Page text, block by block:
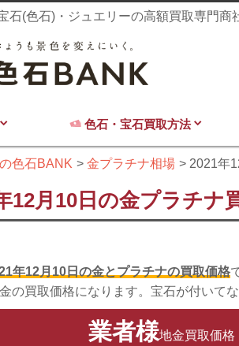
石(色石)・ジュエリーの高額買取専門商
色石・宝石買取方法
色石BANK 金プラチナ相場 2021年
12月10日の金プラチナ
年12月10日の金とプラチナの買取価格
の買取価格になります。宝石が付いて
業者様地金買取価格